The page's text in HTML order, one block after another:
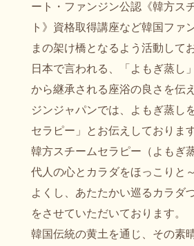
ート・ファンジン公認《韓方ス
ト》資格取得講座など韓国ファ
まの架け橋となるよう活動して
日本で言われる、「よもぎ蒸し
から継承される座浴の良さを伝
ジンジャパンでは、よもぎ蒸し
セラピー」とお伝えしております
韓方スチームセラピー（よもぎ
代人の心とカラダをほっこりと
よくし、あたたかい巡るカラダ
をさせていただいております。
韓国伝統の黄土を通じ、その素